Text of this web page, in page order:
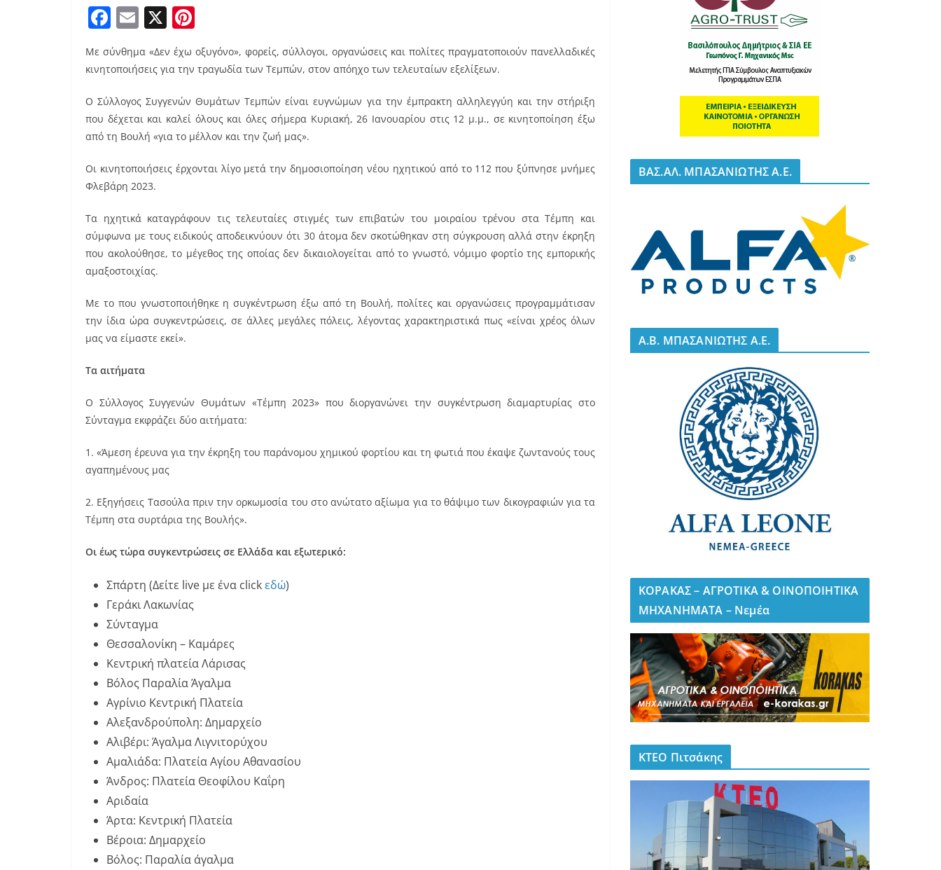
F
a
c
b
o
o
k
E
ai
X
nt
er
e
st
Με σύνθημα «Δεν έχω οξυγόνο», φορείς, σύλλογοι, οργανώσεις και πολίτες πραγματοποιούν πανελλαδικές
κινητοποιήσεις για την τραγωδία των Τεμπών, στον απόηχο των τελευταίων εξελίξεων.
Ο Σύλλογος Συγγενών Θυμάτων Τεμπών είναι ευγνώμων για την έμπρακτη αλληλεγγύη και την στήριξη
που δέχεται και καλεί όλους και όλες σήμερα Κυριακή, 26 Ιανουαρίου στις 12 μ.μ., σε κινητοποίηση έξω
από τη Βουλή «για το μέλλον και την ζωή μας».
Οι κινητοποιήσεις έρχονται λίγο μετά την δημοσιοποίηση νέου ηχητικού από το 112 που ξύπνησε μνήμες
Φλεβάρη 2023.
Τα ηχητικά καταγράφουν τις τελευταίες στιγμές των επιβατών του μοιραίου τρένου στα Τέμπη και
σύμφωνα με τους ειδικούς αποδεικνύουν ότι 30 άτομα δεν σκοτώθηκαν στη σύγκρουση αλλά στην έκρηξη
που ακολούθησε, το μέγεθος της οποίας δεν δικαιολογείται από το γνωστό, νόμιμο φορτίο της εμπορικής
αμαξοστοιχίας.
Με το που γνωστοποιήθηκε η συγκέντρωση έξω από τη Βουλή, πολίτες και οργανώσεις προγραμμάτισαν
την ίδια ώρα συγκεντρώσεις, σε άλλες μεγάλες πόλεις, λέγοντας χαρακτηριστικά πως «είναι χρέος όλων
μας να είμαστε εκεί».
Τα αιτήματα
Ο Σύλλογος Συγγενών Θυμάτων «Τέμπη 2023» που διοργανώνει την συγκέντρωση διαμαρτυρίας στο
Σύνταγμα εκφράζει δύο αιτήματα:
1. «Άμεση έρευνα για την έκρηξη του παράνομου χημικού φορτίου και τη φωτιά που έκαψε ζωντανούς τους
αγαπημένους μας
2. Εξηγήσεις Τασούλα πριν την ορκωμοσία του στο ανώτατο αξίωμα για το θάψιμο των δικογραφιών για τα
Τέμπη στα συρτάρια της Βουλής».
Οι έως τώρα συγκεντρώσεις σε Ελλάδα και εξωτερικό:
Σπάρτη (Δείτε live με ένα clickεδώ)
Γεράκι Λακωνίας
Σύνταγμα
Θεσσαλονίκη – Καμάρες
Κεντρική πλατεία Λάρισας
Βόλος Παραλία Άγαλμα
Αγρίνιο Κεντρική Πλατεία
Αλεξανδρούπολη: Δημαρχείο
Αλιβέρι: Άγαλμα Λιγνιτορύχου
Αμαλιάδα: Πλατεία Αγίου Αθανασίου
Άνδρος: Πλατεία Θεοφίλου Καΐρη
Αριδαία
Άρτα: Κεντρική Πλατεία
Βέροια: Δημαρχείο
Βόλος: Παραλία άγαλμα
BΑΣ.ΑΛ. ΜΠΑΣΑΝΙΩΤΗΣ Α.Ε.
A.B. ΜΠΑΣΑΝΙΩΤΗΣ Α.Ε.
ΚΟΡΑΚΑΣ – ΑΓΡΟΤΙΚΑ & ΟΙΝΟΠΟΙΗΤΙΚΑ
ΜΗΧΑΝΗΜΑΤΑ – Νεμέα
ΚΤΕΟ Πιτσάκης